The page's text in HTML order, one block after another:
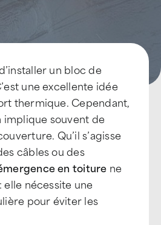
un bloc de
une excellente idée
thermique. Cependant,
souvent de
Qu’il s’agisse
câbles ou des
en toiture ne
elle nécessite une
pour éviter les